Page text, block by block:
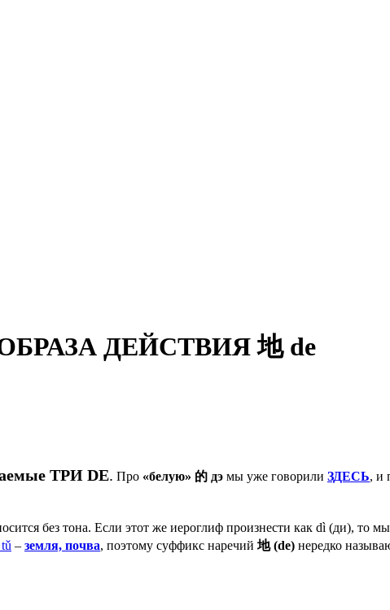
ДЕЙСТВИЯ 地 de
ТРИ DE. Про «белую» 的 дэ мы уже говорили ЗДЕСЬ, и
без тона. Если этот же иероглиф произнести как dì (ди), то
– земля, почва, поэтому суффикс наречий 地(de) нередко